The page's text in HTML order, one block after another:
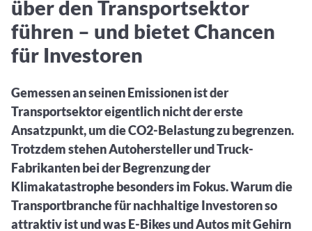
Fondswissen
investieren Sie richtig
Aktuelle Rankings und Beiträge zu den besten Fonds aus
vielen Peergroups
Übersichtlich bis zu 10 Fonds aus über 35.000
Produkten vergleichen
Watchlist
Hier sind Ihre gemerkten Produkte und aktiven
Preis-/Performance-Alarme
3. Investieren
Portfolios
Finanzdienstleister
Informationen und Beiträge unserer Partner-
Finanzdienstleister
Informationen und Beiträge unserer Community-
Partner
Webinar verpasst? Hier gibt es Aufnahmen unserer
Online-Veranstaltungen.
über den Transportsektor
führen – und bietet Chancen
für Investoren
Gemessen an seinen Emissionen ist der
Transportsektor eigentlich nicht der erste
Ansatzpunkt, um die CO2-Belastung zu begrenzen.
Trotzdem stehen Autohersteller und Truck-
Fabrikanten bei der Begrenzung der
Klimakatastrophe besonders im Fokus. Warum die
Transportbranche für nachhaltige Investoren so
attraktiv ist und was E-Bikes und Autos mit Gehirn